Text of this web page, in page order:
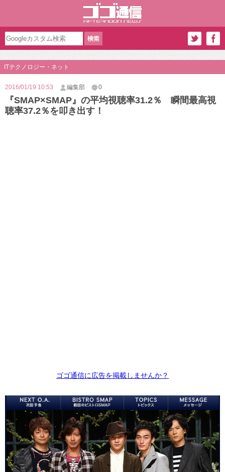
ITテクノロジー・ネット
2016/01/19 10:53 編集部 0
『SMAP×SMAP』の平均視聴率31.2％ 瞬間最高視
聴率37.2％を叩き出す！
ゴゴ通信に広告を掲載しませんか？